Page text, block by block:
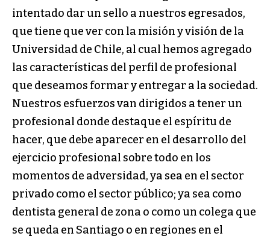
intentado dar un sello a nuestros egresados,
que tiene que ver con la misión y visión de la
Universidad de Chile, al cual hemos agregado
las características del perfil de profesional
que deseamos formar y entregar a la sociedad.
Nuestros esfuerzos van dirigidos a tener un
profesional donde destaque el espíritu de
hacer, que debe aparecer en el desarrollo del
ejercicio profesional sobre todo en los
momentos de adversidad, ya sea en el sector
privado como el sector público; ya sea como
dentista general de zona o como un colega que
se queda en Santiago o en regiones en el